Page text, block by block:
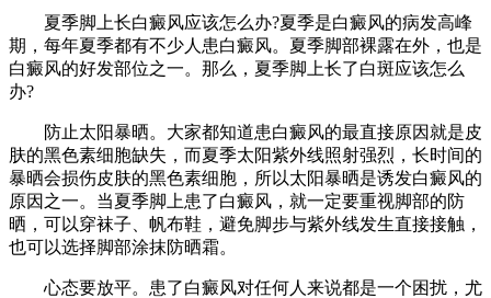
夏季脚上长白癜风应该怎么办?夏季是白癜风的病发高峰
期，每年夏季都有不少人患白癜风。夏季脚部裸露在外，也是
白癜风的好发部位之一。那么，夏季脚上长了白斑应该怎么
办?
防止太阳暴晒。大家都知道患白癜风的最直接原因就是皮
肤的黑色素细胞缺失，而夏季太阳紫外线照射强烈，长时间的
暴晒会损伤皮肤的黑色素细胞，所以太阳暴晒是诱发白癜风的
原因之一。当夏季脚上患了白癜风，就一定要重视脚部的防
晒，可以穿袜子、帆布鞋，避免脚步与紫外线发生直接接触，
也可以选择脚部涂抹防晒霜。
心态要放平。患了白癜风对任何人来说都是一个困扰，尤